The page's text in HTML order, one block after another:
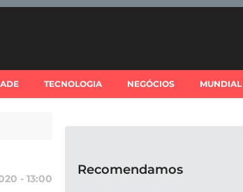
TECNOLOGIA NEGÓCIOS
- 13:00
Recomendamos